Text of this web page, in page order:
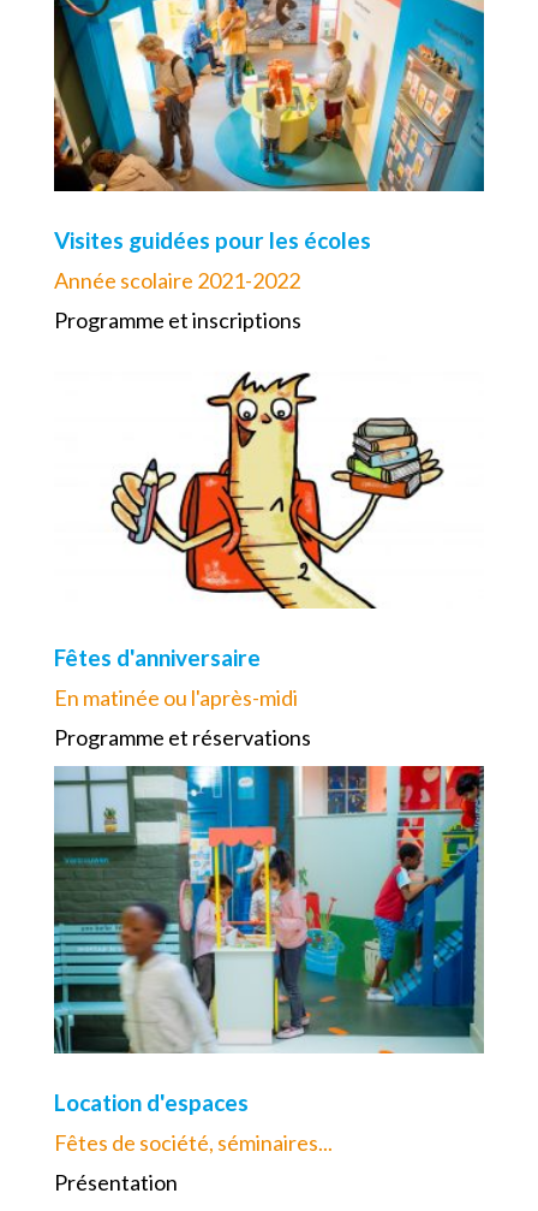
Visites guidées pour les écoles
Année scolaire 2021-2022
Programme et inscriptions
Fêtes d'anniversaire
En matinée ou l'après-midi
Programme et réservations
Location d'espaces
Fêtes de société, séminaires...
Présentation